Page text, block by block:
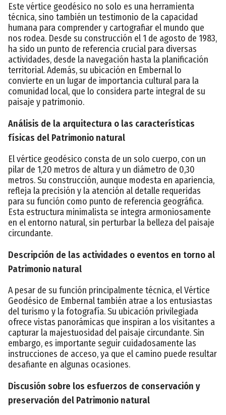
Este vértice geodésico no solo es una herramienta
técnica, sino también un testimonio de la capacidad
humana para comprender y cartografiar el mundo que
nos rodea. Desde su construcción el 1 de agosto de 1983,
ha sido un punto de referencia crucial para diversas
actividades, desde la navegación hasta la planificación
territorial. Además, su ubicación en Embernal lo
convierte en un lugar de importancia cultural para la
comunidad local, que lo considera parte integral de su
paisaje y patrimonio.
Análisis de la arquitectura o las características
físicas del Patrimonio natural
El vértice geodésico consta de un solo cuerpo, con un
pilar de 1,20 metros de altura y un diámetro de 0,30
metros. Su construcción, aunque modesta en apariencia,
refleja la precisión y la atención al detalle requeridas
para su función como punto de referencia geográfica.
Esta estructura minimalista se integra armoniosamente
en el entorno natural, sin perturbar la belleza del paisaje
circundante.
Descripción de las actividades o eventos en torno al
Patrimonio natural
A pesar de su función principalmente técnica, el Vértice
Geodésico de Embernal también atrae a los entusiastas
del turismo y la fotografía. Su ubicación privilegiada
ofrece vistas panorámicas que inspiran a los visitantes a
capturar la majestuosidad del paisaje circundante. Sin
embargo, es importante seguir cuidadosamente las
instrucciones de acceso, ya que el camino puede resultar
desafiante en algunas ocasiones.
Discusión sobre los esfuerzos de conservación y
preservación del Patrimonio natural